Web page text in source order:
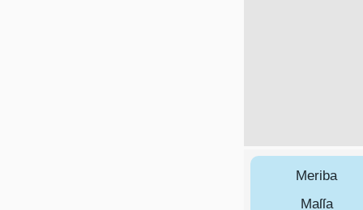
Meriba
Maſſa